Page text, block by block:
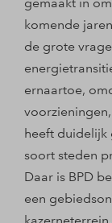
komende
de grote
ernaartoe,
heeft duidelijk
soort steden
Daar is BPD
een